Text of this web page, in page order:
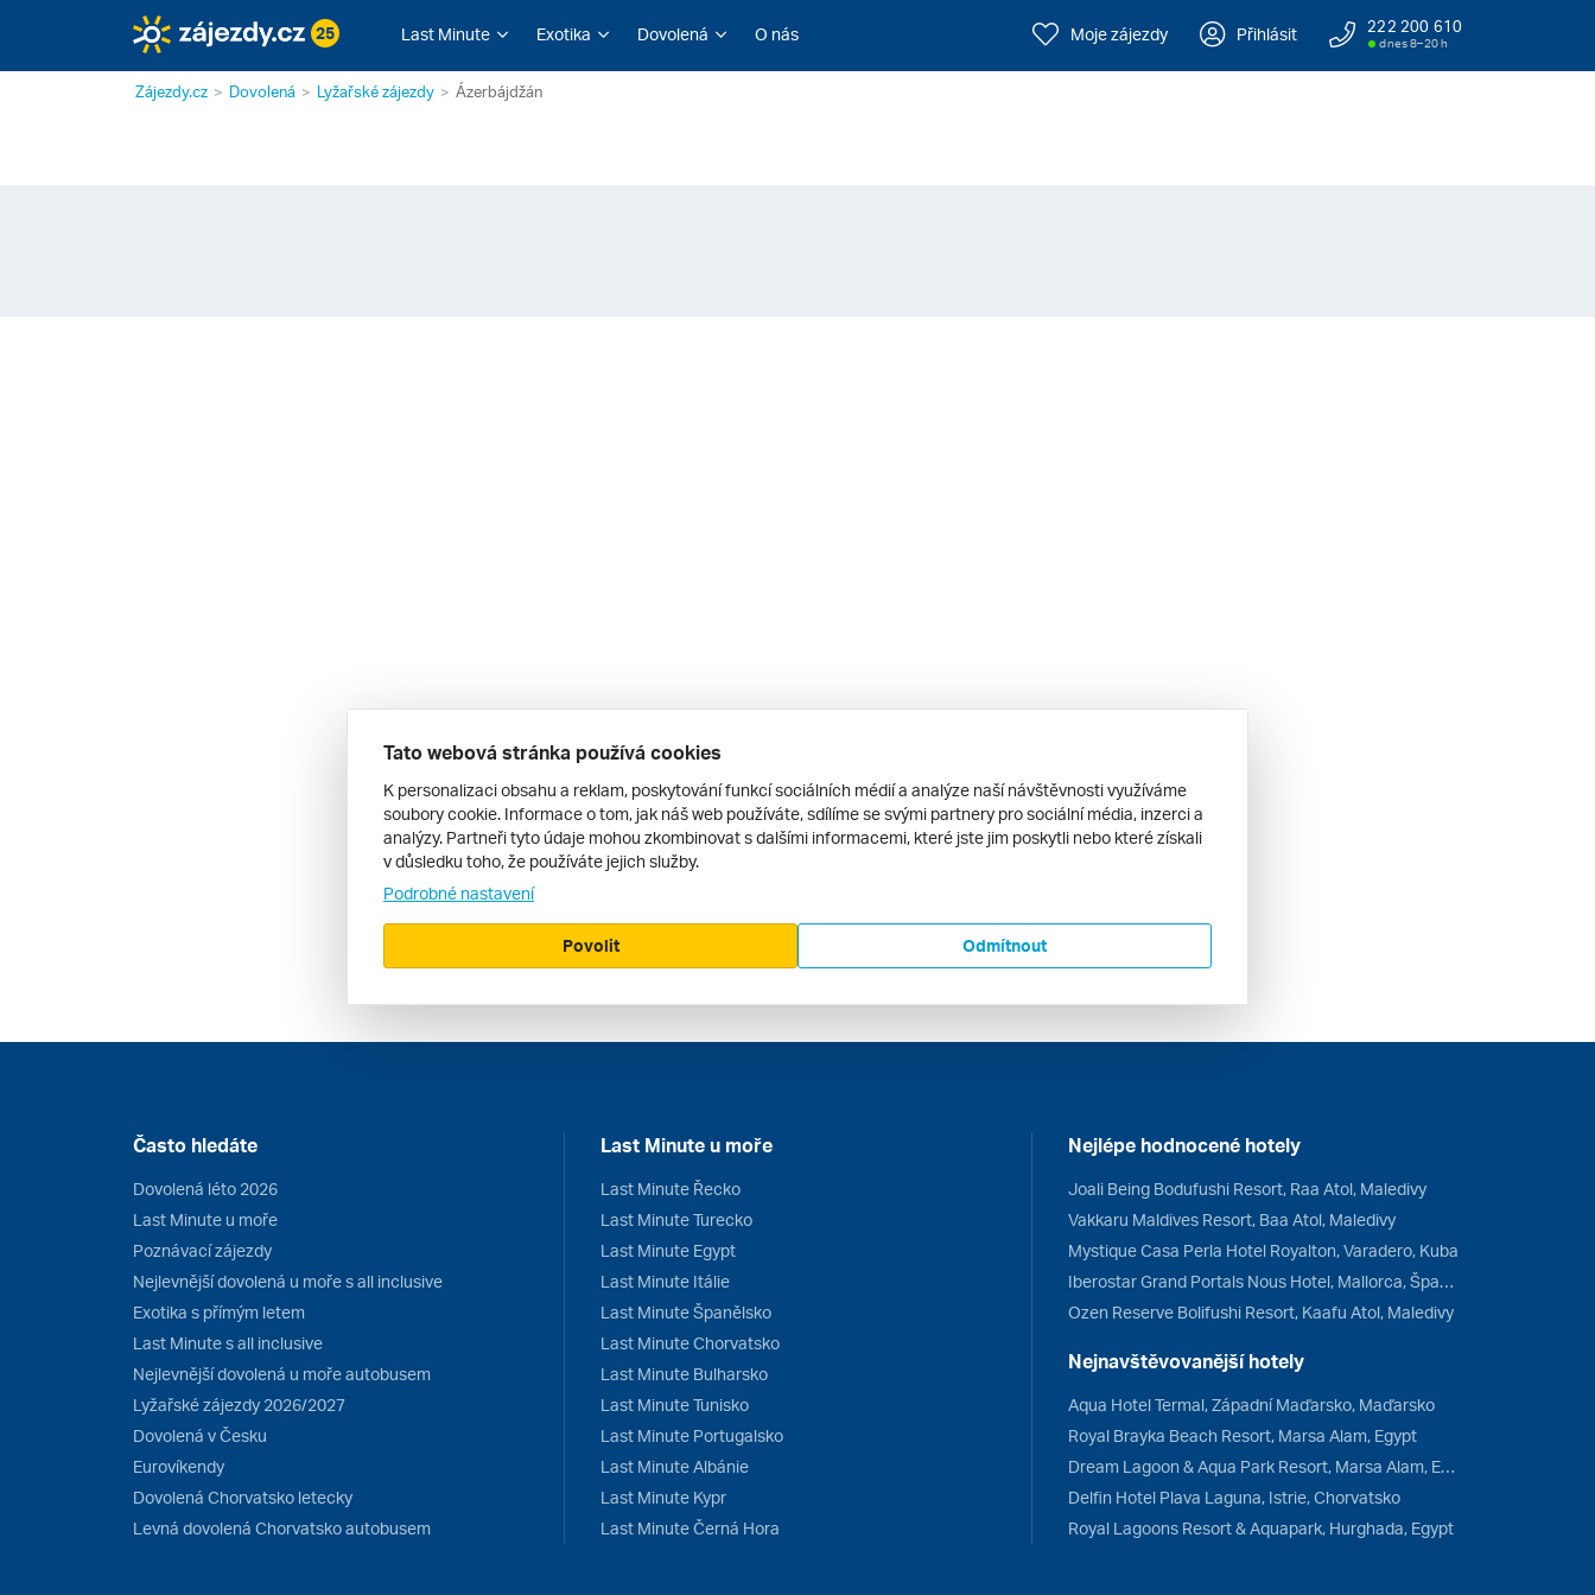
25 Last Minute Exotika Dovolená O nás Moje zájezdy Přihlásit 222 200 610
dnes 8–20 h
Zájezdy.cz Dovolená Lyžařské zájezdy Ázerbájdžán
Často hledáte
Dovolená léto 2026
Last Minute u moře
Poznávací zájezdy
Nejlevnější dovolená u moře s all inclusive
Exotika s přímým letem
Last Minute s all inclusive
Nejlevnější dovolená u moře autobusem
Lyžařské zájezdy 2026/2027
Dovolená v Česku
Eurovíkendy
Dovolená Chorvatsko letecky
Levná dovolená Chorvatsko autobusem
Last Minute u moře
Last Minute Řecko
Last Minute Turecko
Last Minute Egypt
Last Minute Itálie
Last Minute Španělsko
Last Minute Chorvatsko
Last Minute Bulharsko
Last Minute Tunisko
Last Minute Portugalsko
Last Minute Albánie
Last Minute Kypr
Last Minute Černá Hora
Nejlépe hodnocené hotely
Joali Being Bodufushi Resort, Raa Atol, Maledivy
Vakkaru Maldives Resort, Baa Atol, Maledivy
Mystique Casa Perla Hotel Royalton, Varadero, Kuba
Iberostar Grand Portals Nous Hotel, Mallorca, Španělsko
Ozen Reserve Bolifushi Resort, Kaafu Atol, Maledivy
Nejnavštěvovanější hotely
Aqua Hotel Termal, Západní Maďarsko, Maďarsko
Royal Brayka Beach Resort, Marsa Alam, Egypt
Dream Lagoon & Aqua Park Resort, Marsa Alam, Egypt
Delfin Hotel Plava Laguna, Istrie, Chorvatsko
Royal Lagoons Resort & Aquapark, Hurghada, Egypt
Tato webová stránka používá cookies
K personalizaci obsahu a reklam, poskytování funkcí sociálních médií a analýze naší návštěvnosti využíváme
soubory cookie. Informace o tom, jak náš web používáte, sdílíme se svými partnery pro sociální média, inzerci a
analýzy. Partneři tyto údaje mohou zkombinovat s dalšími informacemi, které jste jim poskytli nebo které získali
v důsledku toho, že používáte jejich služby.
Podrobné nastavení
Odmítnout
Povolit